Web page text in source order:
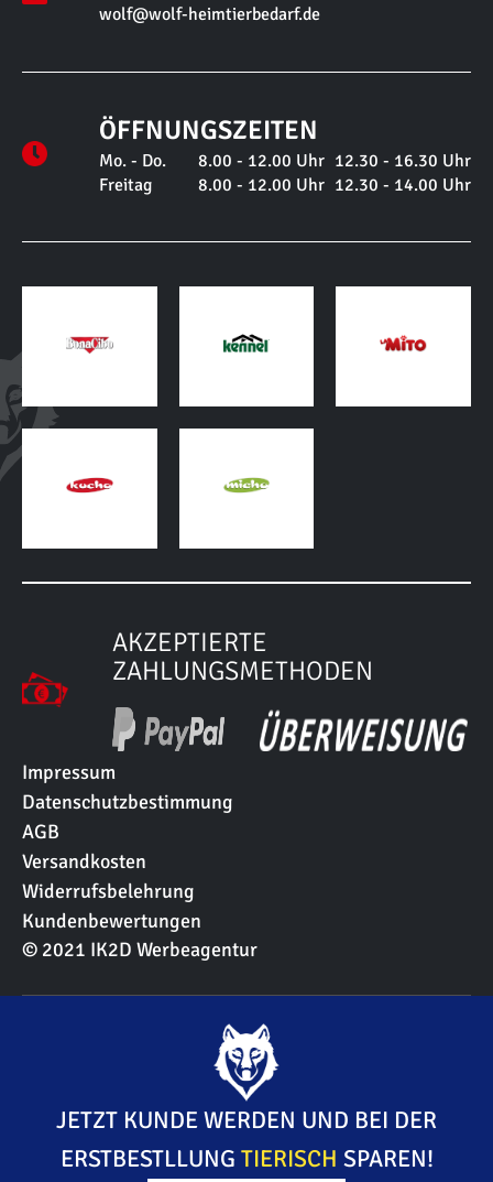
wolf@wolf-heimtierbedarf.de
ÖFFNUNGSZEITEN
Mo. - Do. 8.00 - 12.00 Uhr 12.30 - 16.30 Uhr
Freitag
8.00 - 12.00 Uhr 12.30 - 14.00 Uhr
AKZEPTIERTE
ZAHLUNGSMETHODEN
Impressum
Datenschutzbestimmung
AGB
Versandkosten
Widerrufsbelehrung
Kundenbewertungen
© 2021 IK2D Werbeagentur
JETZT KUNDE WERDEN UND BEI DER
ERSTBESTLLUNG TIERISCH SPAREN!